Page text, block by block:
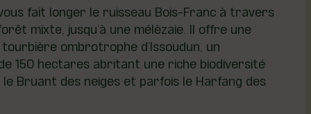
fait longer le ruisseau Bois-Franc à travers
mixte, jusqu’à une mélèzaie. Il offre une
ombrotrophe d’Issoudun, un
150 hectares abritant une riche biodiversité
Bruant des neiges et parfois le Harfang des